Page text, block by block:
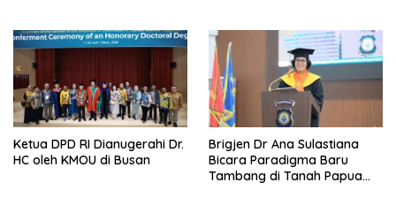
Ketua DPD RI Dianugerahi Dr.
HC oleh KMOU di Busan
Brigjen Dr Ana Sulastiana
Bicara Paradigma Baru
Tambang di Tanah Papua